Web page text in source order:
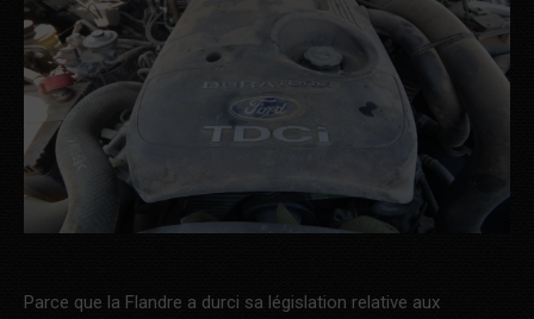
Parce que la Flandre a durci sa législation relative aux